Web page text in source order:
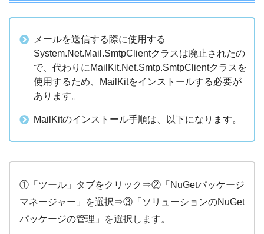
メールを送信する際に使用する
System.Net.Mail.SmtpClientクラスは廃止されたの
で、代わりにMailKit.Net.Smtp.SmtpClientクラスを
使用するため、MailKitをインストールする必要が
あります。
MailKitのインストール手順は、以下になります。
①「ツール」タブをクリック⇒②「NuGetパッケージ
マネージャー」を選択⇒③「ソリューションのNuGet
パッケージの管理」を選択します。